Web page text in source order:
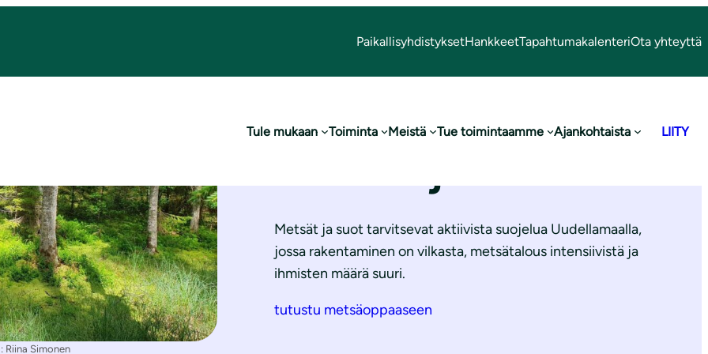
PaikallisyhdistyksetHankkeetTapahtumakalenteriOta yhteyttä
Tule mukaan Toiminta Meistä Tue toimintaamme Ajankohtaista LIITY
Riina Simonen
Metsät ja suot tarvitsevat aktiivista suojelua Uudellamaalla,
jossa rakentaminen on vilkasta, metsätalous intensiivistä ja
ihmisten määrä suuri.
tutustu metsäoppaaseen